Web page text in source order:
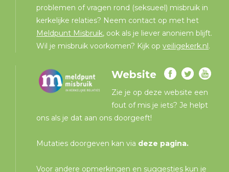
problemen of vragen rond (seksueel) misbruik in
kerkelijke relaties? Neem contact op met het
Meldpunt Misbruik, ook als je liever anoniem blijft.
Wil je misbruik voorkomen? Kijk opveiligekerk.nl.
Website
Zie je op deze website een
fout of mis je iets? Je helpt
ons als je dat aan ons doorgeeft!
Mutaties doorgeven kan via deze pagina.
Voor andere opmerkingen en suggesties kun je